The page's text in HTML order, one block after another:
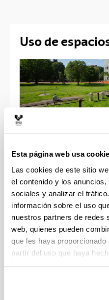
Esta página web usa
Las cookies de este sitio
el contenido y los
sociales y analizar el
información sobre el uso
nuestros partners de redes
web, quienes pueden
que les haya
partir del uso que haya
Uso de
aprobado por Junta de
diciembre de 2014.
(Abre una nueva
Reglamento( PDF,
(Abre una nueva
Impreso de solicitud
Tarifas espacios